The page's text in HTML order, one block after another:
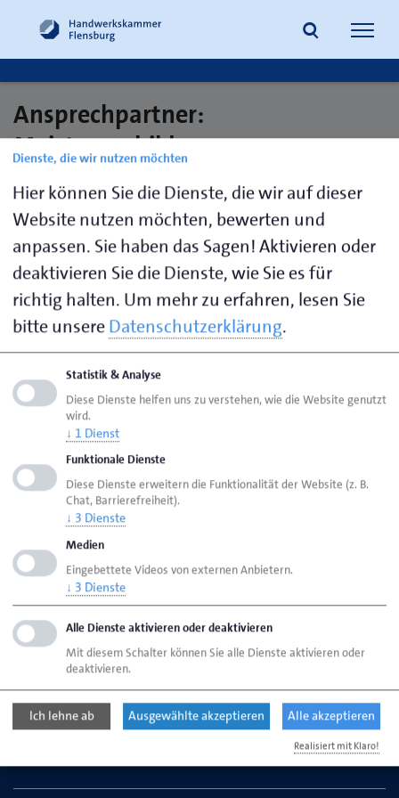
Suche
Ansprechpartner:
Meisterausbildung:
Informationstechniker
Sivro,
Damir
0461 866-
193
d.sivro@hwk-
flensburg.de
Seite drucken
aktualisiert am 01. Apr. 2026
Handwerkskammer Flensburg
Ansprechpartner
Bereiche
Meisterausbildung: Informationstechniker
Handwerkskammer Flensburg
Johanniskirchhof 1-7
24937 Flensburg
Telefon: 0461 866-0
E-Mail:info@hwk-flensburg.de
Dienste, die wir nutzen möchten
Hier können Sie die Dienste, die wir auf dieser
Website nutzen möchten, bewerten und
anpassen. Sie haben das Sagen! Aktivieren oder
deaktivieren Sie die Dienste, wie Sie es für
richtig halten. Um mehr zu erfahren, lesen Sie
bitte unsereDatenschutzerklärung.
Statistik & Analyse
Diese Dienste helfen uns zu verstehen, wie die Website genutzt
wird.
↓ 1 Dienst
Funktionale Dienste
Diese Dienste erweitern die Funktionalität der Website (z. B.
Chat, Barrierefreiheit).
↓ 3 Dienste
Medien
Eingebettete Videos von externen Anbietern.
↓ 3 Dienste
Alle Dienste aktivieren oder deaktivieren
Mit diesem Schalter können Sie alle Dienste aktivieren oder
deaktivieren.
Ich lehne ab Ausgewählte akzeptieren Alle akzeptieren
Realisiert mit Klaro!